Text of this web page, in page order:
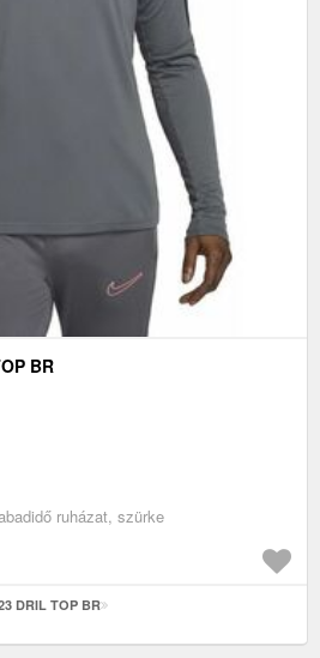
BR
ruházat, szürke
DRIL TOP BR